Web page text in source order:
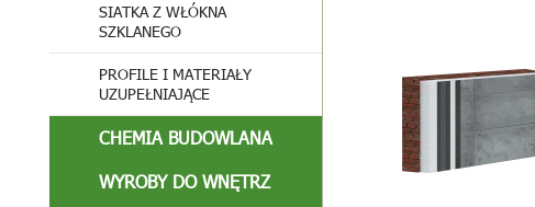
SIATKA Z WŁÓKNA
SZKLANEGO
PROFILE I MATERIAŁY
UZUPEŁNIAJĄCE
CHEMIA BUDOWLANA
WYROBY DO WNĘTRZ